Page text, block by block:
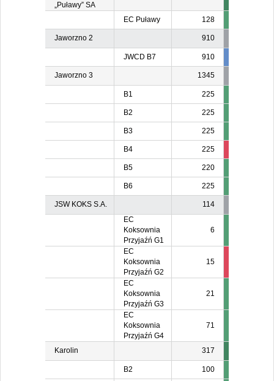
„Puławy” SA
EC Puławy 128
Jaworzno 2 910
JWCD B7 910
Jaworzno 3 1345
B1 225
B2 225
B3 225
B4 225
B5 220
B6 225
JSW KOKS S.A.
114
EC
Koksownia
Przyjaźń G1
6
EC
Koksownia
Przyjaźń G2
15
EC
Koksownia
Przyjaźń G3
21
EC
Koksownia
Przyjaźń G4
71
Karolin 317
B2 100